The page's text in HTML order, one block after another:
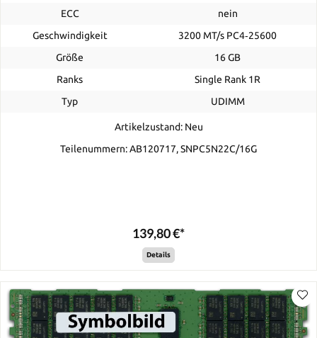
ECC
nein
Geschwindigkeit
3200 MT/s PC4‑25600
Größe
16 GB
Ranks
Single Rank 1R
Typ
UDIMM
Artikelzustand: Neu
Teilenummern: AB120717, SNPC5N22C/16G
139,80 €*
Details